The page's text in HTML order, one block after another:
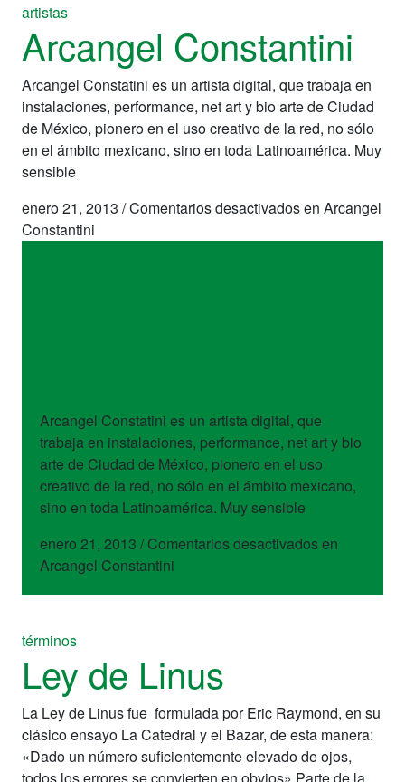
artistas
Arcangel Constantini
Arcangel Constatini es un artista digital, que trabaja en
instalaciones, performance, net art y bio arte de Ciudad
de México, pionero en el uso creativo de la red, no sólo
en el ámbito mexicano, sino en toda Latinoamérica. Muy
sensible
enero 21, 2013 /Comentarios desactivadosen Arcangel
Constantini
Arcangel Constatini es un artista digital, que
trabaja en instalaciones, performance, net art y bio
arte de Ciudad de México, pionero en el uso
creativo de la red, no sólo en el ámbito mexicano,
sino en toda Latinoamérica. Muy sensible
enero 21, 2013 / Comentarios desactivadosen
Arcangel Constantini
términos
Ley de Linus
La Ley de Linus fue formulada por Eric Raymond, en su
clásico ensayo La Catedral y el Bazar, de esta manera:
«Dado un número suficientemente elevado de ojos,
todos los errores se convierten en obvios» Parte de la